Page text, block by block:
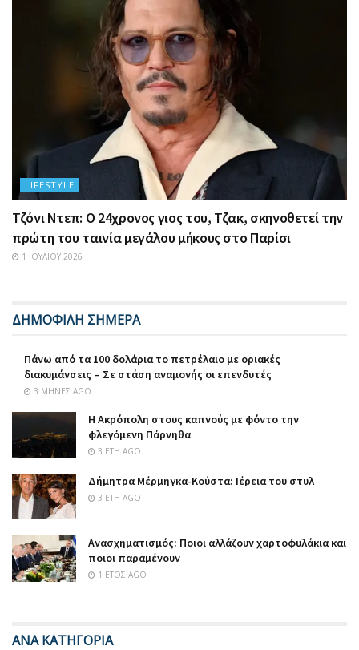
LIFESTYLE
Τζόνι Ντεπ: Ο 24χρονος γιος του, Τζακ, σκηνοθετεί την
πρώτη του ταινία μεγάλου μήκους στο Παρίσι
1 ΙΟΥΛΊΟΥ 2026
ΔΗΜΟΦΙΛΗ ΣΗΜΕΡΑ
Πάνω από τα 100 δολάρια το πετρέλαιο με οριακές
διακυμάνσεις – Σε στάση αναμονής οι επενδυτές
3 ΜΉΝΕΣ AGO
Η Ακρόπολη στους καπνούς με φόντο την
φλεγόμενη Πάρνηθα
3 ΈΤΗ AGO
Δήμητρα Μέρμηγκα-Κούστα: Ιέρεια του στυλ
3 ΈΤΗ AGO
Ανασχηματισμός: Ποιοι αλλάζουν χαρτοφυλάκια και
ποιοι παραμένουν
1 ΈΤΟΣ AGO
ΑΝΑ ΚΑΤΗΓΟΡΙΑ